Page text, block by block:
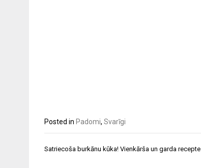
Posted in Padomi, Svarīgi
Post
Satriecoša burkānu kūka! Vienkārša un garda recepte